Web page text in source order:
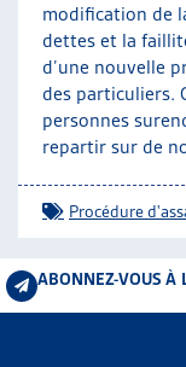
modification de
dettes et la
d’une nouvelle
des particuliers.
personnes
repartir sur de
Procédure
ABONNEZ-VOUS À